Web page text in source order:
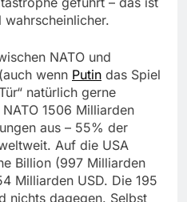
NATO und
wenn Putin das Spiel
natürlich gerne
1506 Milliarden
aus – 55% der
Auf die USA
Billion (997 Milliarden
Milliarden USD. Die 195
nichts dagegen. Selbst